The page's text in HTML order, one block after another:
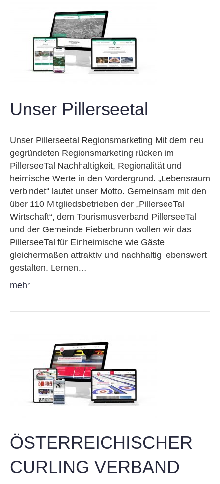
Unser Pillerseetal
Unser Pillerseetal Regionsmarketing Mit dem neu
gegründeten Regionsmarketing rücken im
PillerseeTal Nachhaltigkeit, Regionalität und
heimische Werte in den Vordergrund. „Lebensraum
verbindet“ lautet unser Motto. Gemeinsam mit den
über 110 Mitgliedsbetrieben der „PillerseeTal
Wirtschaft“, dem Tourismusverband PillerseeTal
und der Gemeinde Fieberbrunn wollen wir das
PillerseeTal für Einheimische wie Gäste
gleichermaßen attraktiv und nachhaltig lebenswert
gestalten. Lernen…
mehr
ÖSTERREICHISCHER
CURLING VERBAND